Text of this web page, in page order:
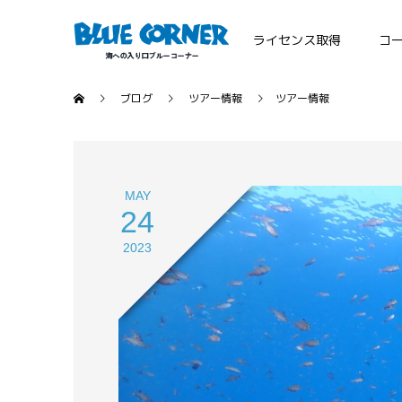
ライセンス取得 コ
ブログ ツアー情報 ツアー情報
MAY
24
2023